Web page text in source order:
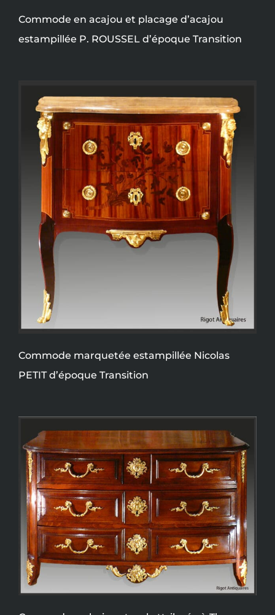
Commode en acajou et placage d’acajou
estampillée P. ROUSSEL d’époque Transition
Commode marquetée estampillée Nicolas
PETIT d’époque Transition